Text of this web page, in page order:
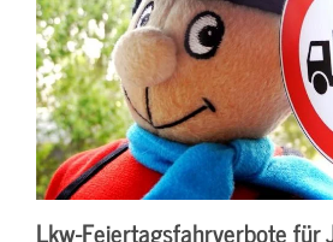
Lkw-Feiertagsfahrverbote